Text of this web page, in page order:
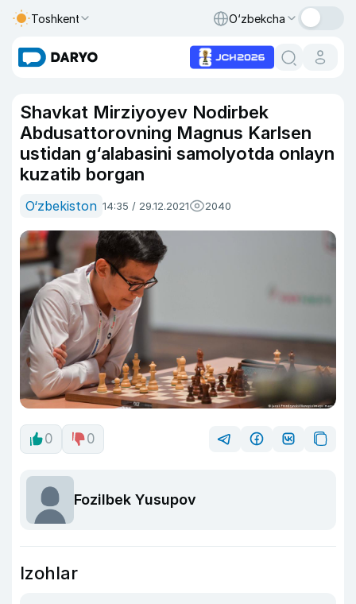
Toshkent O‘zbekcha
Shavkat Mirziyoyev Nodirbek
Abdusattorovning Magnus Karlsen
ustidan g‘alabasini samolyotda onlayn
kuzatib borgan
O‘zbekiston 14:35 / 29.12.2021 2040
0 0
Fozilbek Yusupov
Izohlar